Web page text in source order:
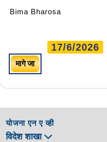
Bima Bharosa
17/6/2026
मागे जा
योजना एन ए व्ही
विदेश शाखा